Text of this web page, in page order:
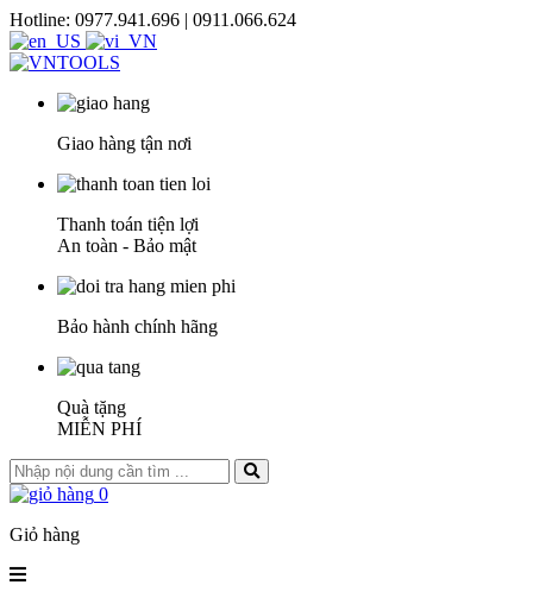
Hotline: 0977.941.696 | 0911.066.624
Giao hàng tận nơi
Thanh toán tiện lợi
An toàn - Bảo mật
Bảo hành chính hãng
Quà tặng
MIỄN PHÍ
0
Giỏ hàng